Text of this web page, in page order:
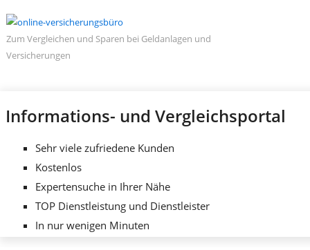
Zum Vergleichen und Sparen bei Geldanlagen und
Versicherungen
Informations- und Vergleichsportal
Sehr viele zufriedene Kunden
Kostenlos
Expertensuche in Ihrer Nähe
TOP Dienstleistung und Dienstleister
In nur wenigen Minuten